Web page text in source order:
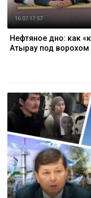
16.07 17:57
Нефтяное дно: как
Атырау под